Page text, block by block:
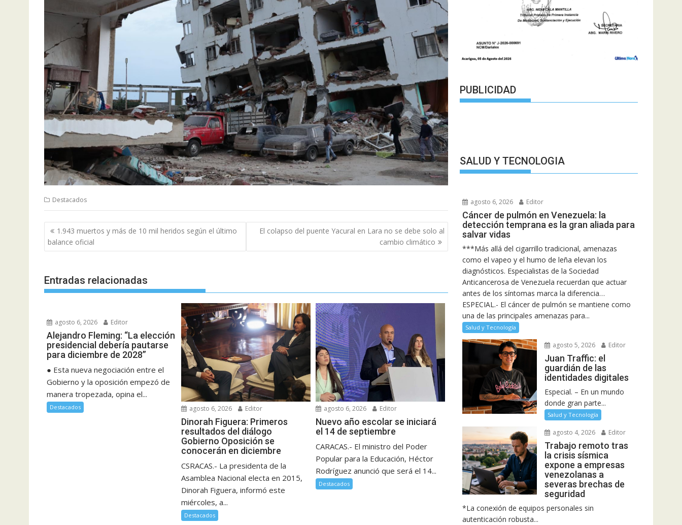
Destacados
Navegación
de
entradas
1.943 muertos y más de 10 mil heridos según el último
balance oficial
El colapso del puente Yacural en Lara no se debe solo al
cambio climático
Entradas relacionadas
agosto 6, 2026 Editor
Alejandro Fleming: “La elección
presidencial debería pautarse
para diciembre de 2028”
● Esta nueva negociación entre el
Gobierno y la oposición empezó de
manera tropezada, opina el...
Destacados agosto 6, 2026 Editor
Dinorah Figuera: Primeros
resultados del diálogo
Gobierno Oposición se
conocerán en diciembre
CSRACAS.- La presidenta de la
Asamblea Nacional electa en 2015,
Dinorah Figuera, informó este
miércoles, a...
Destacados
agosto 6, 2026 Editor
Nuevo año escolar se iniciará
el 14 de septiembre
CARACAS.- El ministro del Poder
Popular para la Educación, Héctor
Rodríguez anunció que será el 14...
Destacados
PUBLICIDAD
SALUD Y TECNOLOGIA
agosto 6, 2026 Editor
Cáncer de pulmón en Venezuela: la
detección temprana es la gran aliada para
salvar vidas
***Más allá del cigarrillo tradicional, amenazas
como el vapeo y el humo de leña elevan los
diagnósticos. Especialistas de la Sociedad
Anticancerosa de Venezuela recuerdan que actuar
antes de los síntomas marca la diferencia…
ESPECIAL.- El cáncer de pulmón se mantiene como
una de las principales amenazas para...
Salud y Tecnología
agosto 5, 2026 Editor
Juan Traffic: el
guardián de las
identidades digitales
Especial. – En un mundo
donde gran parte...
Salud y Tecnología
agosto 4, 2026 Editor
Trabajo remoto tras
la crisis sísmica
expone a empresas
venezolanas a
severas brechas de
seguridad
*La conexión de equipos personales sin
autenticación robusta...